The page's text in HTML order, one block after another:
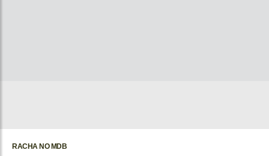
RACHA NO MDB